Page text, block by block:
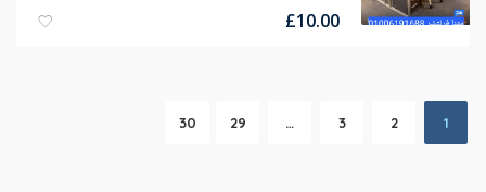
£10.00
1
2
3
…
29
30